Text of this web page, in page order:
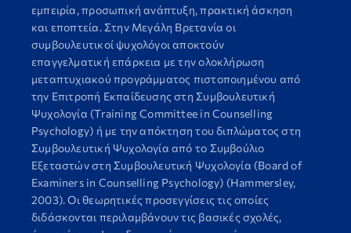
εμπειρία, προσωπική ανάπτυξη, πρακτική άσκηση
και εποπτεία. Στην Μεγάλη Βρετανία οι
συμβουλευτικοί ψυχολόγοι αποκτούν
επαγγελματική επάρκεια με την ολοκλήρωση
μεταπτυχιακού προγράμματος πιστοποιημένου από
την Επιτροπή Εκπαίδευσης στη Συμβουλευτική
Ψυχολογία (Training Committee in Counselling
Psychology) ή με την απόκτηση του διπλώματος στη
Συμβουλευτική Ψυχολογία από το Συμβούλιο
Εξεταστών στη Συμβουλευτική Ψυχολογία (Board of
Examiners in Counselling Psychology) (Hammersley,
2003). Οι θεωρητικές προσεγγίσεις τις οποίες
διδάσκονται περιλαμβάνουν τις βασικές σχολές,